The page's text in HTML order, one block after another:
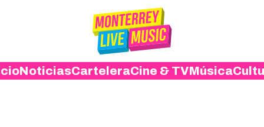
NoticiasCarteleraCine & TVMúsica